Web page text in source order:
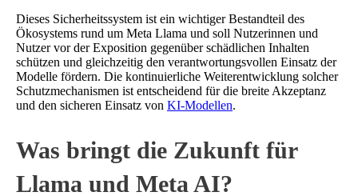
Dieses Sicherheitssystem ist ein wichtiger Bestandteil des
Ökosystems rund um Meta Llama und soll Nutzerinnen und
Nutzer vor der Exposition gegenüber schädlichen Inhalten
schützen und gleichzeitig den verantwortungsvollen Einsatz der
Modelle fördern. Die kontinuierliche Weiterentwicklung solcher
Schutzmechanismen ist entscheidend für die breite Akzeptanz
und den sicheren Einsatz von KI-Modellen.
Was bringt die Zukunft für
Llama und Meta AI?